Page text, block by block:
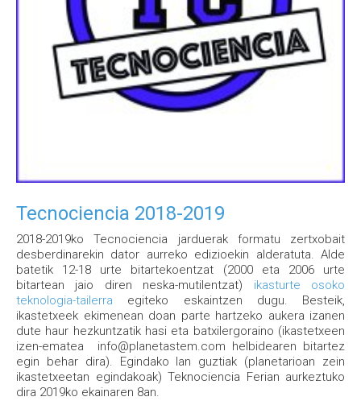
Tecnociencia 2018-2019
2018-2019ko Tecnociencia jarduerak formatu zertxobait
desberdinarekin dator aurreko edizioekin alderatuta. Alde
batetik 12-18 urte bitartekoentzat (2000 eta 2006 urte
bitartean jaio diren neska-mutilentzat) ikasturte osoko
teknologia-tailerra egiteko eskaintzen dugu. Besteik,
ikastetxeek ekimenean doan parte hartzeko aukera izanen
dute haur hezkuntzatik hasi eta batxilergoraino (ikastetxeen
izen-ematea info@planetastem.com helbidearen bitartez
egin behar dira). Egindako lan guztiak (planetarioan zein
ikastetxeetan egindakoak) Teknociencia Ferian aurkeztuko
dira 2019ko ekainaren 8an.